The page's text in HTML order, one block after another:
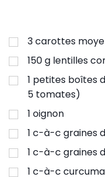
3carottes
150g lentilles
1 petites boîtes
5 tomates)
1 oignon
1 c-à-c graines
1 c-à-c graines
1 c-à-c curcuma